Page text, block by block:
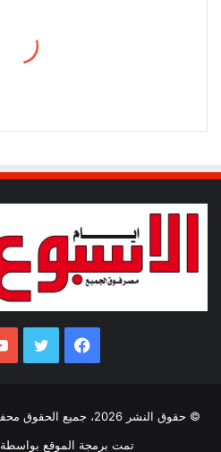
فيسبوك تويتر
© حقوق النشر 2026، جميع الحقوق محفوظة |
تمت برمجة الموقع بواسطة